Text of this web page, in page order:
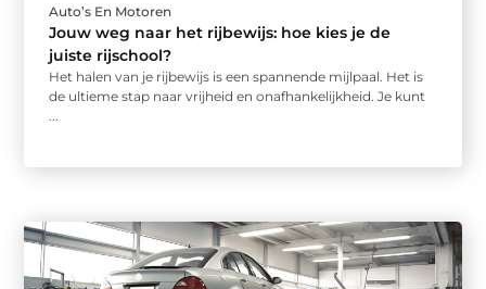
Auto’s En Motoren
Jouw weg naar het rijbewijs: hoe kies je de
juiste rijschool?
Het halen van je rijbewijs is een spannende mijlpaal. Het is
de ultieme stap naar vrijheid en onafhankelijkheid. Je kunt
...